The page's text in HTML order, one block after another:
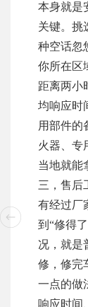
本身就是
关键。挑
种空话忽
你所在区
距离两小
均响应时
用部件的
火器、专
当地就能
三，售后
有经过厂
到“修得
况，就是
修，修完
一点的做
响应时间